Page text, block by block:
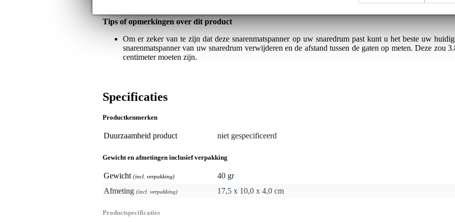
Tips of opmerkingen over dit product
Om er zeker van te zijn dat deze snarenmatspanner op uw snaredrum past kunt u het beste uw
snarenmatspanner van uw snaredrum verwijderen en de afstand tussen de gaten op meten. Deze zou
centimeter moeten zijn.
Specificaties
Productkenmerken
Duurzaamheid product niet gespecificeerd
Gewicht en afmetingen inclusief verpakking
Gewicht (incl. verpakking)
40 gr
Afmeting (incl. verpakking) 17,5 x 10,0 x 4,0 cm
Productspecificaties